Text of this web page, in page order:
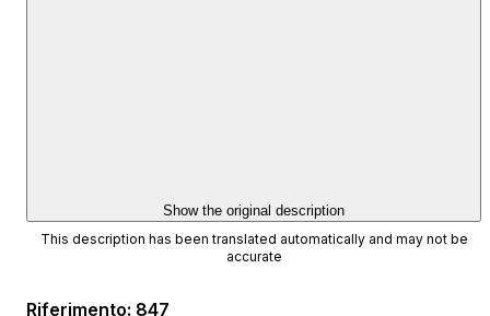
Show the original description
This description has been translated automatically and may not be
accurate
Riferimento: 847